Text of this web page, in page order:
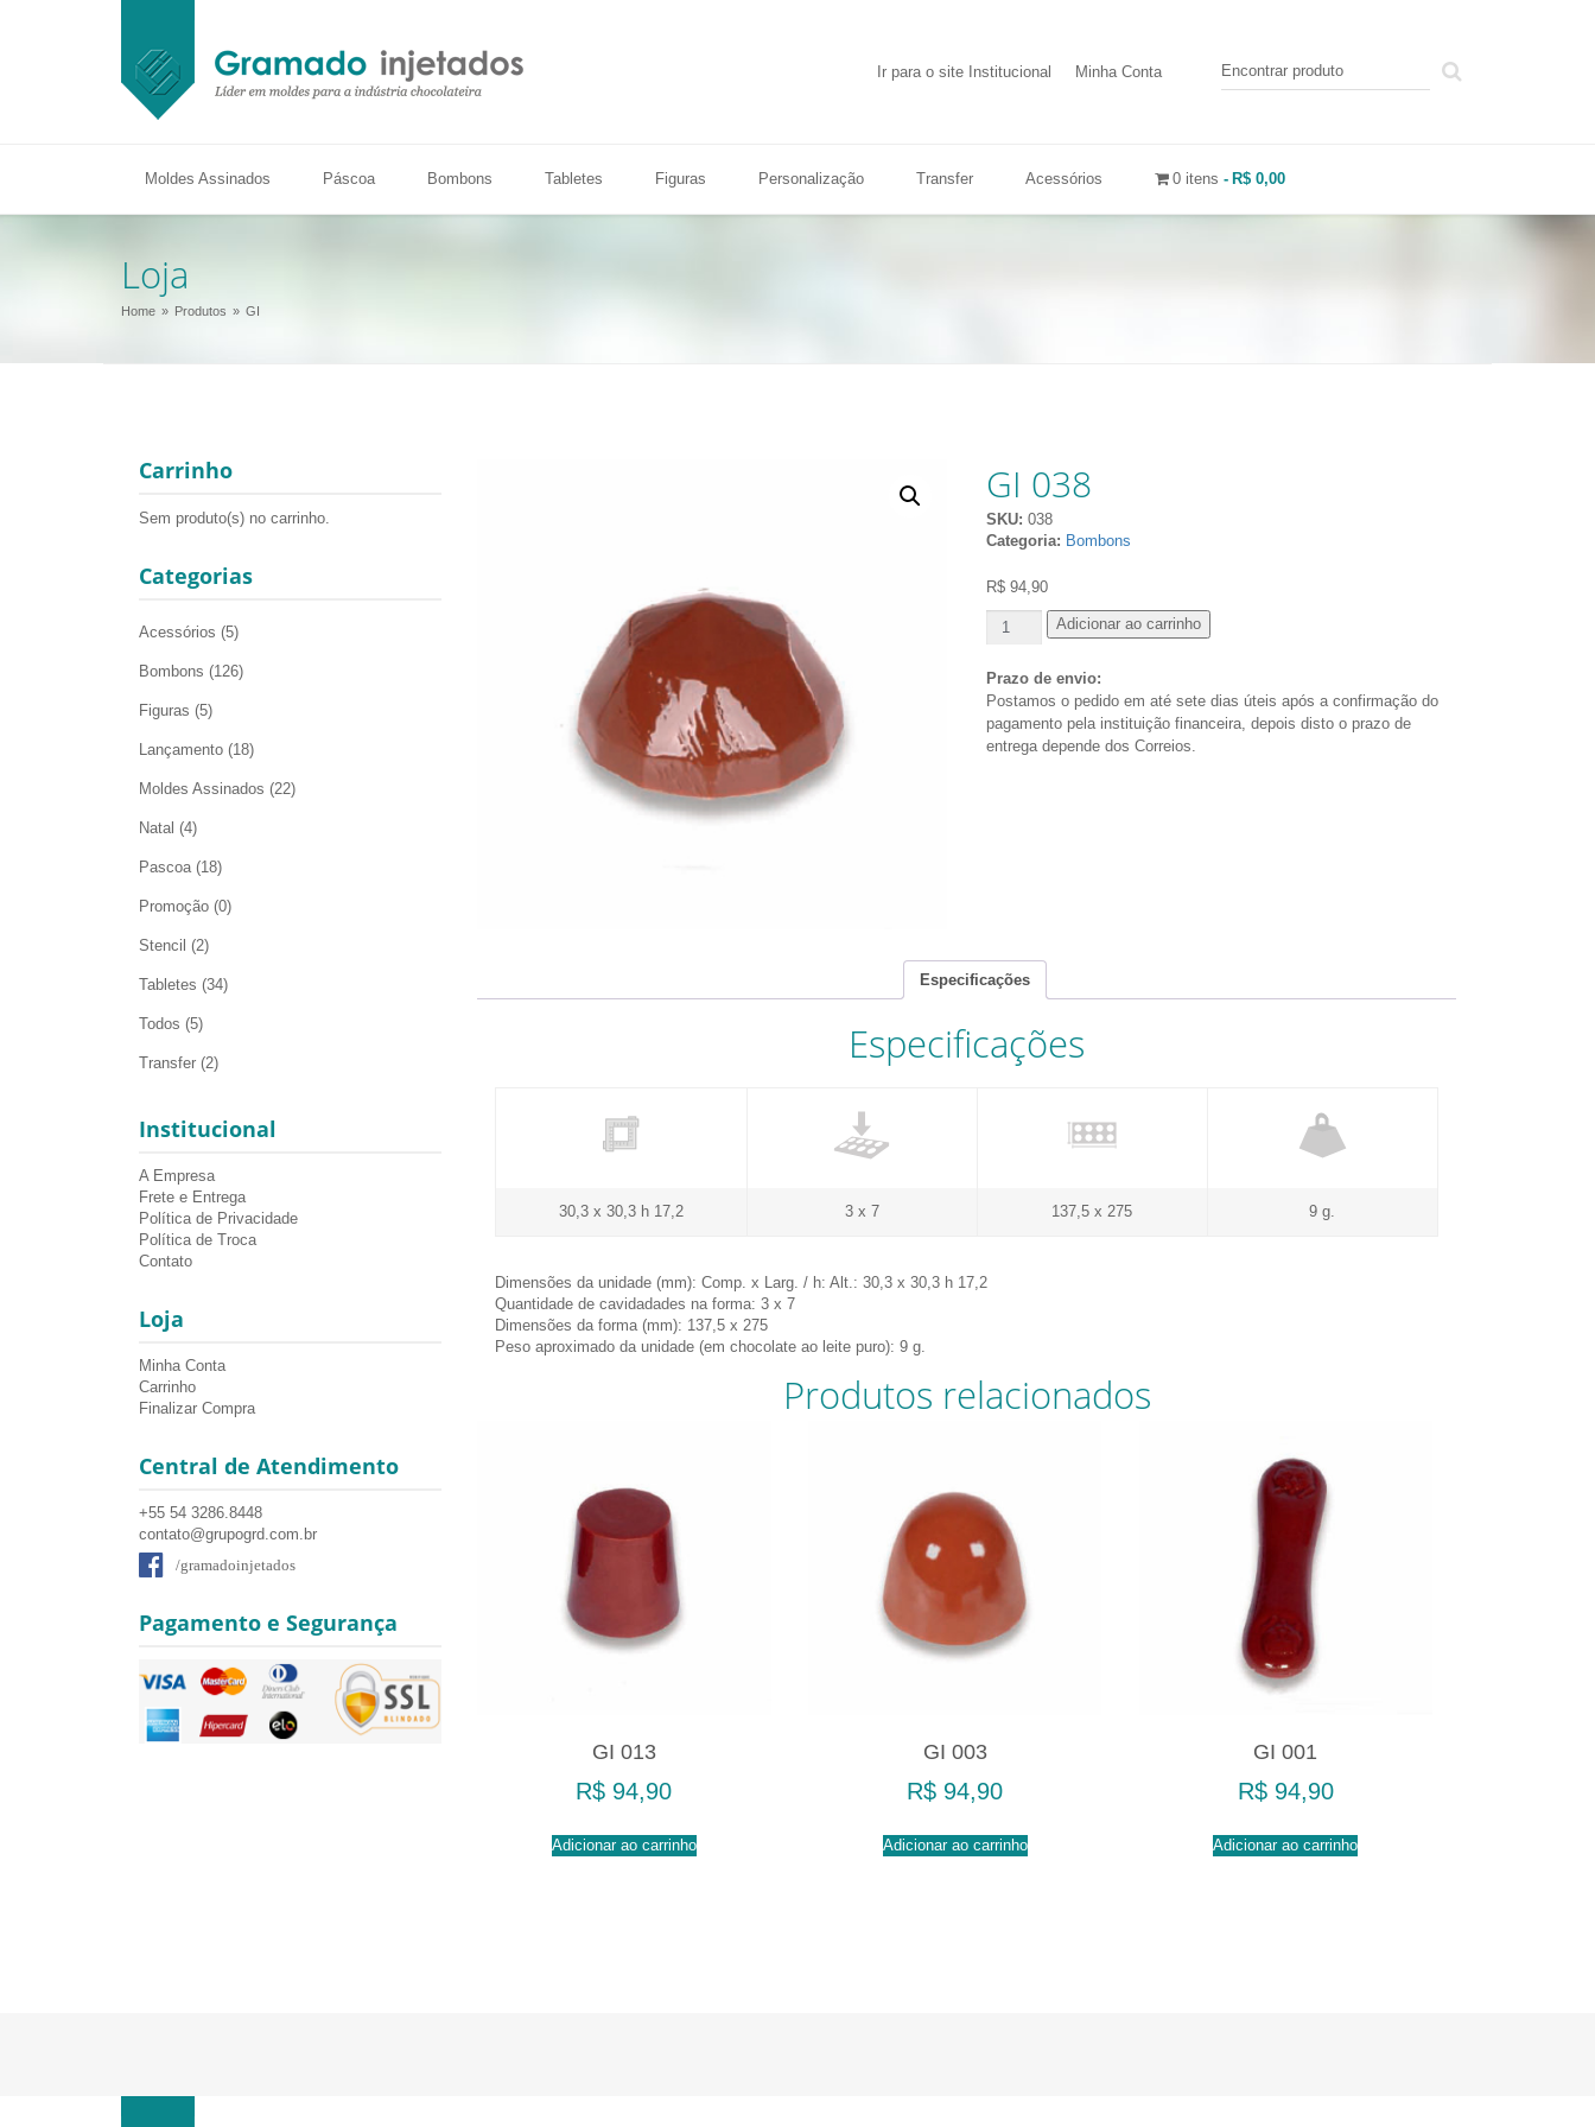
Ir para o site Institucional Minha Conta
Moldes Assinados Páscoa Bombons Tabletes Figuras Personalização Transfer Acessórios 0 itens R$ 0,00
Loja
Home Produtos GI
Carrinho
Sem produto(s) no carrinho.
Categorias
Acessórios (5)
Bombons (126)
Figuras (5)
Lançamento (18)
Moldes Assinados (22)
Natal (4)
Pascoa (18)
Promoção (0)
Stencil (2)
Tabletes (34)
Todos (5)
Transfer (2)
Institucional
A Empresa
Frete e Entrega
Política de Privacidade
Política de Troca
Contato
Loja
Minha Conta
Carrinho
Finalizar Compra
Central de Atendimento
+55 54 3286.8448
contato@grupogrd.com.br
/gramadoinjetados
Pagamento e Segurança
GI 038
SKU: 038
Categoria: Bombons
R$ 94,90
Adicionar ao carrinho
Prazo de envio:
Postamos o pedido em até sete dias úteis após a confirmação do
pagamento pela instituição financeira, depois disto o prazo de
entrega depende dos Correios.
Especificações
Especificações
30,3 x 30,3 h 17,2 3 x 7 137,5 x 275 9 g.
Dimensões da unidade (mm): Comp. x Larg. / h: Alt.: 30,3 x 30,3 h 17,2
Quantidade de cavidadades na forma: 3 x 7
Dimensões da forma (mm): 137,5 x 275
Peso aproximado da unidade (em chocolate ao leite puro): 9 g.
Produtos relacionados
GI 013
R$ 94,90
Adicionar ao carrinho
GI 003
R$ 94,90
Adicionar ao carrinho
GI 001
R$94,90
Adicionar ao carrinho